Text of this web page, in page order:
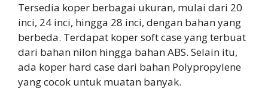
Tersedia koper berbagai ukuran, mulai dari 20
inci, 24 inci, hingga 28 inci, dengan bahan yang
berbeda. Terdapat koper soft case yang terbuat
dari bahan nilon hingga bahan ABS. Selain itu,
ada koper hard case dari bahan Polypropylene
yang cocok untuk muatan banyak.